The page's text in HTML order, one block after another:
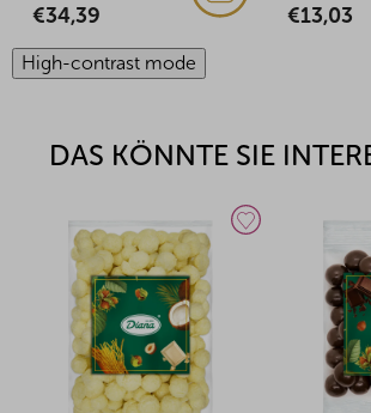
€13,03 €7,49
High-contrast mode
DAS KÖNNTE SIE